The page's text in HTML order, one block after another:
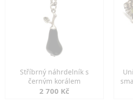
Stříbrný náhrdelník s
černým korálem
2 700 Kč